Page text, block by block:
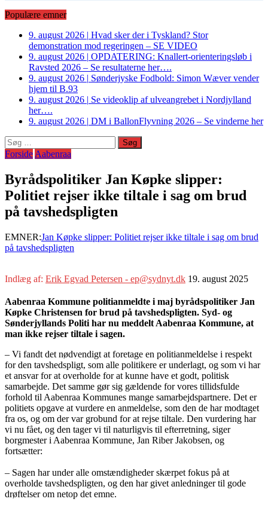
Populære emner
9. august 2026 | Hvad sker der i Tyskland? Stor
demonstration mod regeringen – SE VIDEO
9. august 2026 | OPDATERING: Knallert-orienteringsløb i
Ravsted 2026 – Se resultaterne her….
9. august 2026 | Sønderjyske Fodbold: Simon Wæver vender
hjem til B.93
9. august 2026 | Se videoklip af ulveangrebet i Nordjylland
her….
9. august 2026 | DM i BallonFlyvning 2026 – Se vinderne her
Søg
efter:
Forside Aabenraa
Byrådspolitiker Jan Køpke slipper:
Politiet rejser ikke tiltale i sag om brud
på tavshedspligten
EMNER:Jan Køpke slipper: Politiet rejser ikke tiltale i sag om brud
på tavshedspligten
Indlæg af: Erik Egvad Petersen - ep@sydnyt.dk 19. august 2025
Aabenraa Kommune politianmeldte i maj byrådspolitiker Jan
Køpke Christensen for brud på tavshedspligten. Syd- og
Sønderjyllands Politi har nu meddelt Aabenraa Kommune, at
man ikke rejser tiltale i sagen.
– Vi fandt det nødvendigt at foretage en politianmeldelse i respekt
for den tavshedspligt, som alle politikere er underlagt, og som vi har
et ansvar for at overholde for at kunne have et godt, politisk
samarbejde. Det samme gør sig gældende for vores tillidsfulde
forhold til Aabenraa Kommunes mange samarbejdspartnere. Det er
politiets opgave at vurdere en anmeldelse, som den de har modtaget
fra os, og om der var grobund for at rejse tiltale. Den vurdering har
vi nu fået, og den tager vi til naturligvis til efterretning, siger
borgmester i Aabenraa Kommune, Jan Riber Jakobsen, og
fortsætter:
– Sagen har under alle omstændigheder skærpet fokus på at
overholde tavshedspligten, og den har givet anledninger til gode
drøftelser om netop det emne.